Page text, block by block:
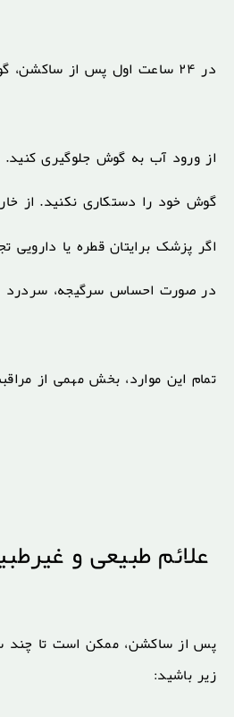
در ۲۴ ساعت اول پس از ساکشن، گوش شما هنوز حساس و آسیب‌پذیر است. در این بازه، رعایت نکات زیر حیاتی است:
از ورود آب به گوش جلوگیری
گوش خود را دستکاری نکنید. از
اگر پزشک برایتان قطره یا دارویی
در صورت احساس سرگیجه، سردرد
تمام این موارد، بخش مهمی از
علائم طبیعی و
پس از ساکشن، ممکن است تا چند
زیر باشید: